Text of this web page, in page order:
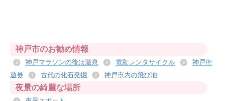
神戸市のお勧め情報
神戸マラソンの後は温泉 電動レンタサイクル
神戸街
遊券
古代の化石発掘 神戸市内の飛び地
夜景の綺麗な場所